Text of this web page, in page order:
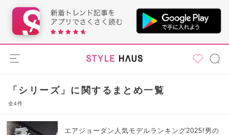
「シリーズ」に関するまとめ一覧
全4件
エアジョーダン人気モデルランキング2025!男の